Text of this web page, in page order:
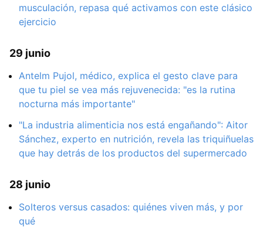
musculación, repasa qué activamos con este clásico
ejercicio
29 junio
Antelm Pujol, médico, explica el gesto clave para
que tu piel se vea más rejuvenecida: "es la rutina
nocturna más importante"
"La industria alimenticia nos está engañando": Aitor
Sánchez, experto en nutrición, revela las triquiñuelas
que hay detrás de los productos del supermercado
28 junio
Solteros versus casados: quiénes viven más, y por
qué